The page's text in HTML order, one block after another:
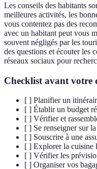
Les conseils des habitants
meilleures activités, les
vous contentez pas des
avec un habitant peut vous
souvent négligés par les
des questions et écouter les
réseaux sociaux pour
Checklist avant votre
[ ] Planifier un
[ ] Établir un budget
[ ] Vérifier et
[ ] Se renseigner sur
[ ] Souscrire à une
[ ] Explorer la cuisine
[ ] Vérifier les
[ ] Organiser vos